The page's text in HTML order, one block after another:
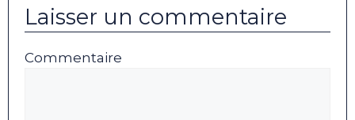
Laisser un commentaire
Commentaire